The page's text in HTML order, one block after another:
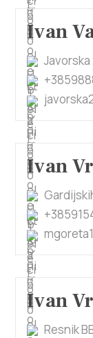
Ivan
Javorska
Ivan
Ivan
Resnik